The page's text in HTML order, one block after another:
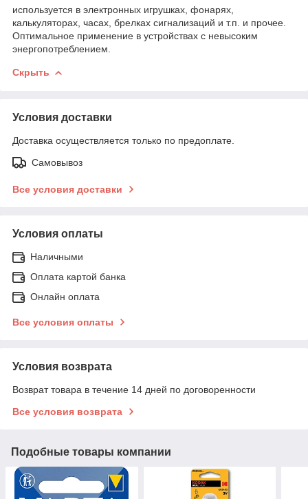
используется в электронных игрушках, фонарях,
калькуляторах, часах, брелках сигнализаций и т.п. и прочее.
Оптимальное применение в устройствах с невысоким
энергопотреблением.
Скрыть
Условия доставки
Доставка осуществляется только по предоплате.
Самовывоз
Все условия доставки
Условия оплаты
Наличными
Оплата картой банка
Онлайн оплата
Все условия оплаты
Условия возврата
Возврат товара в течение 14 дней по договоренности
Все условия возврата
Подобные товары компании